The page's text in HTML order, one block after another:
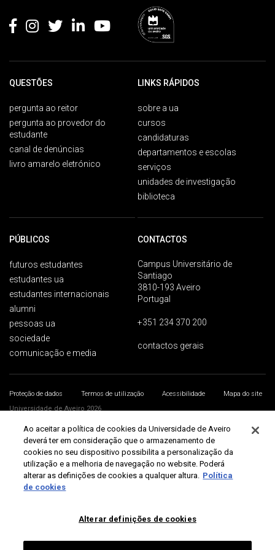
QUESTÕES
pergunta ao reitor
pergunta ao provedor do
estudante
canal de denúncias
livro amarelo eletrónico
LINKS RÁPIDOS
sobre a ua
cursos
candidaturas
departamentos e escolas
serviços
unidades de investigação
biblioteca
PÚBLICOS
futuros estudantes
estudantes ua
estudantes internacionais
alumni
pessoas ua
sociedade
comunicação e media
CONTACTOS
Campus Universitário de
Santiago
3810-193 Aveiro
Portugal
+351 234 370 200
contactos gerais
Proteção de dados Termos de utilização Acessibilidade
Mapa do site
Universidade de Aveiro 2026
Ao aceitar a política de cookies da Universidade de Aveiro
deverá ter em consideração que o armazenamento de
cookies no seu dispositivo possibilita a personalização da
utilização e a melhoria de navegação no website. Poderá
alterar as definições de cookies a qualquer altura. Política
de cookies
Alterar definições de cookies